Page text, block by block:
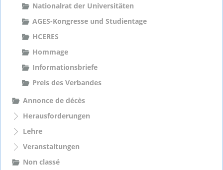
Nationalrat der Universitäten
AGES-Kongresse und Studientage
HCERES
Hommage
Informationsbriefe
Preis des Verbandes
Annonce de décès
Herausforderungen
Lehre
Veranstaltungen
Non classé